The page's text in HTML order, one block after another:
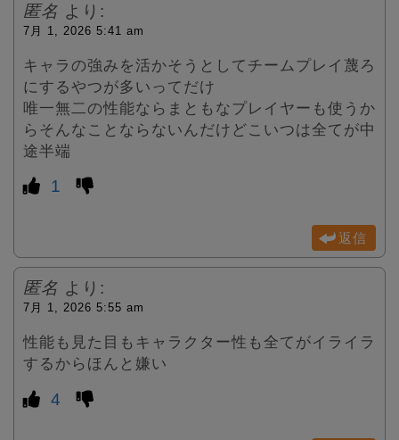
匿名 より:
7月 1, 2026 5:41 am
キャラの強みを活かそうとしてチームプレイ蔑ろ
にするやつが多いってだけ
唯一無二の性能ならまともなプレイヤーも使うか
らそんなことならないんだけどこいつは全てが中
途半端
1
返信
匿名 より:
7月 1, 2026 5:55 am
性能も見た目もキャラクター性も全てがイライラ
するからほんと嫌い
4